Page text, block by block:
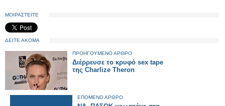
ΜΟΙΡΑΣΤΕΙΤΕ
ΔΕΙΤΕ ΑΚΟΜΑ
ΠΡΟΗΓΟΥΜΕΝΟ ΑΡΘΡΟ
Διέρρευσε το κρυφό sex tape
της Charlize Theron
ΕΠΟΜΕΝΟ ΑΡΘΡΟ